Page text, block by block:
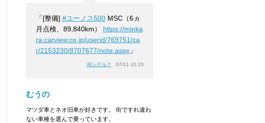
「[整備] #ユーノス500 MSC（6ヵ
月点検、89,840km） https://minka
ra.carview.co.jp/userid/769751/ca
r/2153230/8707677/note.aspx 」
何シテル？ 07/11 10:15
むうの
マツダ車とネオ旧車が好きです。 街ですれ違わ
ない車種を選んで乗っています。